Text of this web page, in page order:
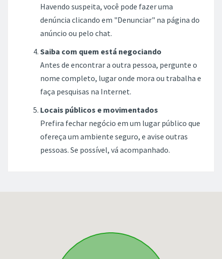
Havendo suspeita, você pode fazer uma
denúncia clicando em "Denunciar" na página do
anúncio ou pelo chat.
Saiba com quem está negociando
Antes de encontrar a outra pessoa, pergunte o
nome completo, lugar onde mora ou trabalha e
faça pesquisas na Internet.
Locais públicos e movimentados
Prefira fechar negócio em um lugar público que
ofereça um ambiente seguro, e avise outras
pessoas. Se possível, vá acompanhado.